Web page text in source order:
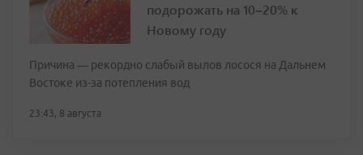
подорожать на 10–20% к
Новому году
Причина — рекордно слабый вылов лосося на Дальнем
Востоке из-за потепления вод
23:43, 8 августа